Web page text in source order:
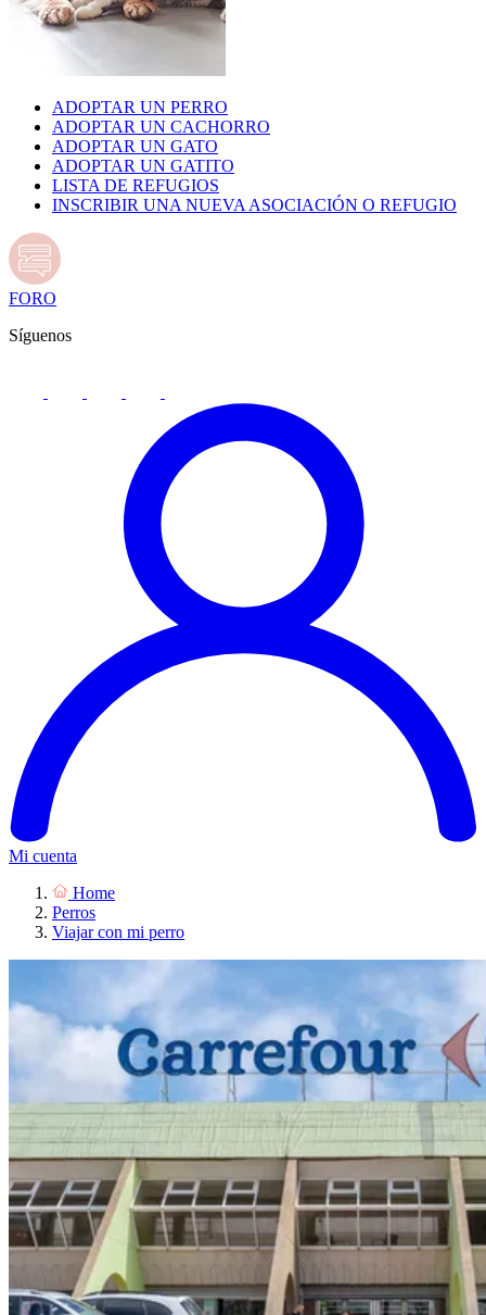
ADOPTAR UN PERRO
ADOPTAR UN CACHORRO
ADOPTAR UN GATO
ADOPTAR UN GATITO
LISTA DE REFUGIOS
INSCRIBIR UNA NUEVA ASOCIACIÓN O REFUGIO
FORO
Síguenos
Mi cuenta
Home
Perros
Viajar con mi perro